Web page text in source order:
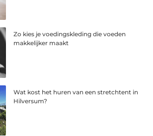
Zo kies je voedingskleding die voeden
makkelijker maakt
Wat kost het huren van een stretchtent in
Hilversum?